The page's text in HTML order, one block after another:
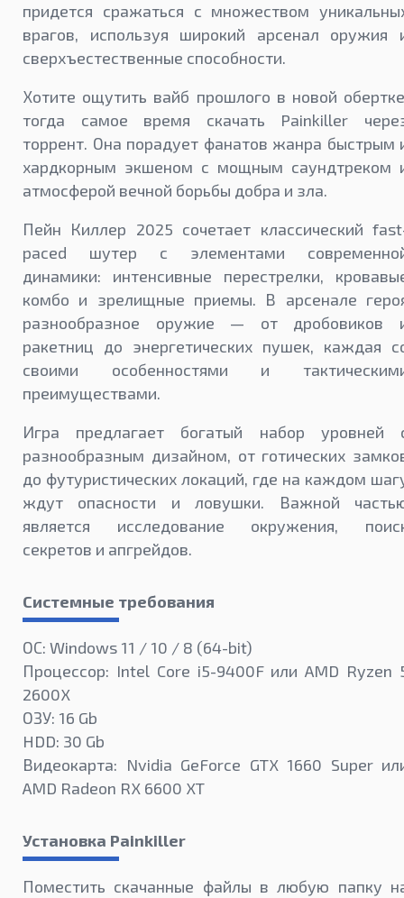
придется сражаться с множеством
врагов, используя широкий арсенал оружия
сверхъестественные способности.
Хотите ощутить вайб прошлого в новой
тогда самое время скачать Painkiller
торрент. Она порадует фанатов жанра быстрым
хардкорным экшеном с мощным саундтреком
атмосферой вечной борьбы добра и зла.
Пейн Киллер 2025 сочетает классический
paced шутер с элементами
динамики: интенсивные перестрелки,
комбо и зрелищные приемы. В арсенале
разнообразное оружие — от дробовиков
ракетниц до энергетических пушек, каждая
своими особенностями и
преимуществами.
Игра предлагает богатый набор уровней
разнообразным дизайном, от готических
до футуристических локаций, где на каждом
ждут опасности и ловушки. Важной
является исследование окружения,
секретов и апгрейдов.
Системные требования
ОС: Windows 11 / 10 / 8 (64-bit)
Процессор: Intel Core i5-9400F или AMD Ryzen
2600X
ОЗУ: 16 Gb
HDD: 30 Gb
Видеокарта: Nvidia GeForce GTX 1660 Super
AMD Radeon RX 6600 XT
Установка Painkiller
Поместить скачанные файлы в любую папку